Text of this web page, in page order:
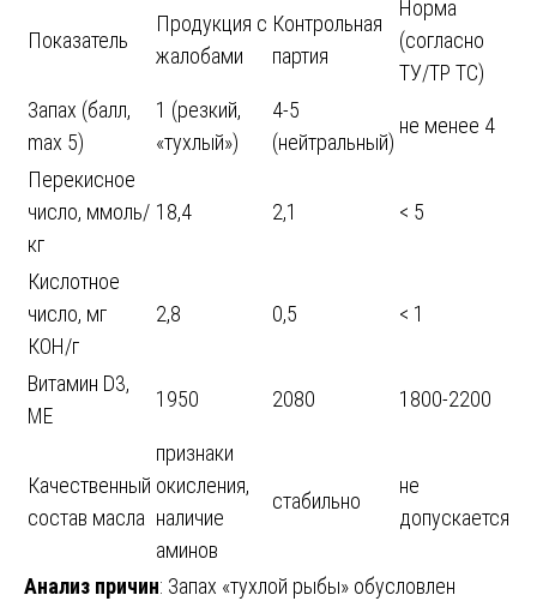
Показатель
Продукция с
жалобами
Контрольная
партия
Норма
(согласно
ТУ/ТР ТС)
Запах (балл,
max 5)
1 (резкий,
«тухлый»)
4-5
(нейтральный)
не менее 4
Перекисное
число, ммоль/
кг
18,4 2,1 < 5
Кислотное
число, мг
КОН/г
2,8 0,5 < 1
Витамин D3,
МЕ
1950 2080 1800-2200
Качественный
состав масла
признаки
окисления,
наличие
аминов
стабильно
не
допускается
Анализ причин: Запах «тухлой рыбы» обусловлен